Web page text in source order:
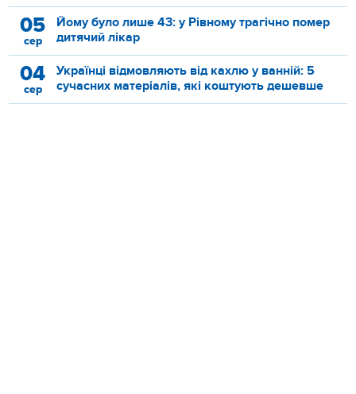
05
сер
Йому було лише 43: у Рівному трагічно помер
дитячий лікар
04
сер
Українці відмовляють від кахлю у ванній: 5
сучасних матеріалів, які коштують дешевше